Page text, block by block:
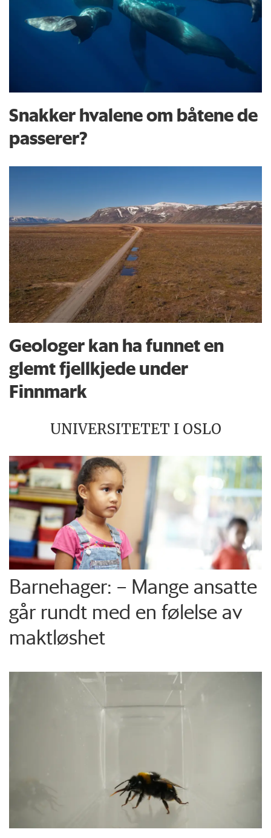
Snakker hvalene om båtene de
passerer?
Geologer kan ha funnet en
glemt fjellkjede under
Finnmark
UNIVERSITETET I OSLO
Barnehager: – Mange ansatte
går rundt med en følelse av
maktløshet